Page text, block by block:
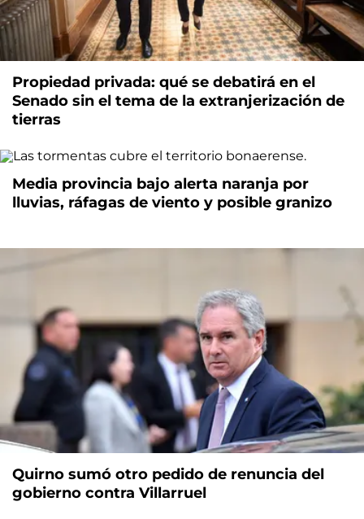
Propiedad privada: qué se debatirá en el
Senado sin el tema de la extranjerización de
tierras
Media provincia bajo alerta naranja por
lluvias, ráfagas de viento y posible granizo
Quirno sumó otro pedido de renuncia del
gobierno contra Villarruel